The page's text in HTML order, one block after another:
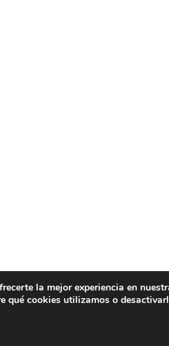
la mejor experiencia en
qué cookies utilizamos o